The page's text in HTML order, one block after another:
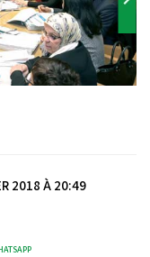
2018 À 20:49